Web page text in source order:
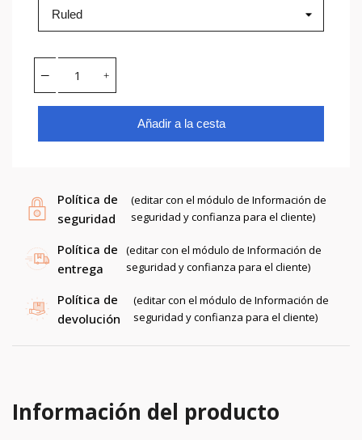
Añadir a la cesta
Política de
seguridad
(editar con el módulo de Información de
seguridad y confianza para el cliente)
Política de
entrega
(editar con el módulo de Información de
seguridad y confianza para el cliente)
Política de
devolución
(editar con el módulo de Información de
seguridad y confianza para el cliente)
Información del producto